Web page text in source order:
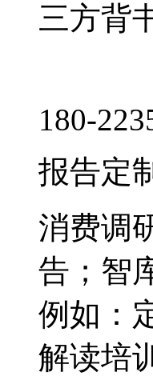
三方背
180-
报告定
消费调
告；智
例如：
解读培